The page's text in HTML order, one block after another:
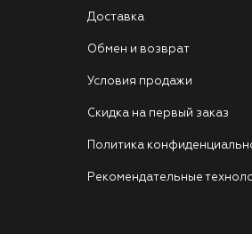
Доставка
Обмен и возврат
Условия продажи
Скидка на первый заказ
Политика
Рекомендательные